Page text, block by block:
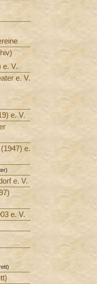
e. V.
e. V.
e. V.
e.
e. V.
e. V.